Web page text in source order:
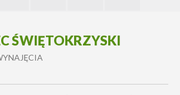
ŚWIĘTOKRZYSKI